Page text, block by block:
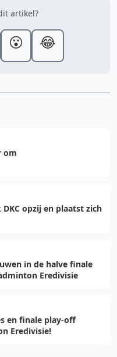
artikel?
😮 😂
om
opzij en plaatst zich
in de halve finale
Eredivisie
en finale play-off
Eredivisie!